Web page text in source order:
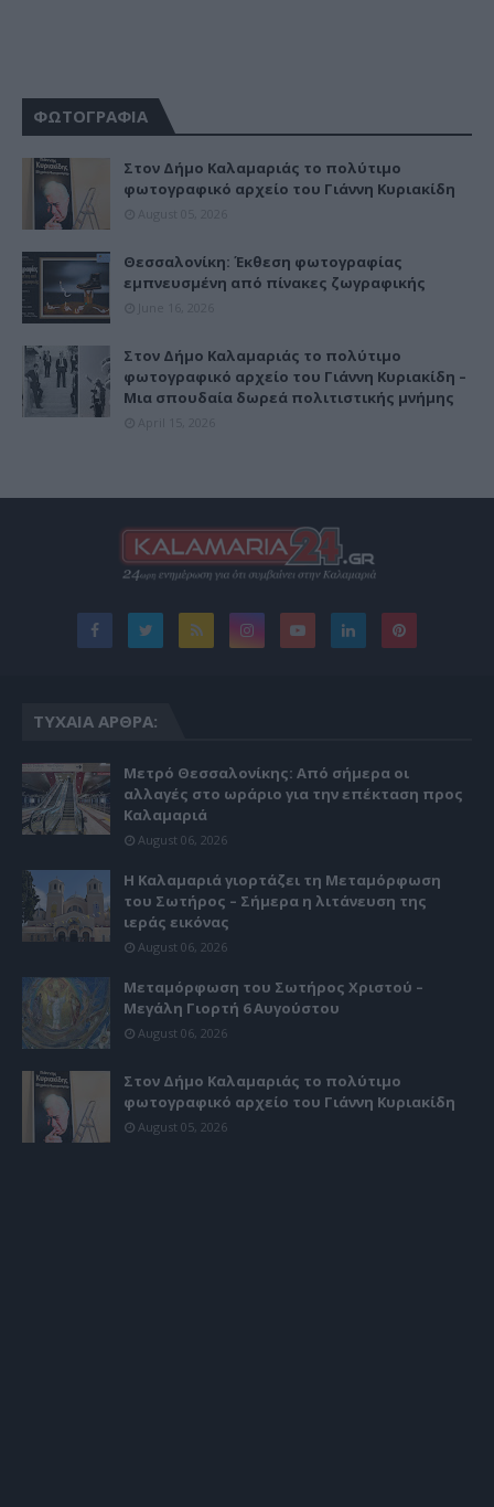
ΦΩΤΟΓΡΑΦΙΑ
Στον Δήμο Καλαμαριάς το πολύτιμο
φωτογραφικό αρχείο του Γιάννη Κυριακίδη
Θεσσαλονίκη: Έκθεση φωτογραφίας
εμπνευσμένη από πίνακες ζωγραφικής
Στον Δήμο Καλαμαριάς το πολύτιμο
φωτογραφικό αρχείο του Γιάννη Κυριακίδη –
Μια σπουδαία δωρεά πολιτιστικής μνήμης
ΤΥΧΑΊΑ ΆΡΘΡΑ:
Μετρό Θεσσαλονίκης: Από σήμερα οι
αλλαγές στο ωράριο για την επέκταση προς
Καλαμαριά
August 06, 2026
Η Καλαμαριά γιορτάζει τη Μεταμόρφωση
του Σωτήρος – Σήμερα η λιτάνευση της
ιεράς εικόνας
August 06, 2026
Μεταμόρφωση του Σωτήρος Χριστού –
Μεγάλη Γιορτή 6 Αυγούστου
August 06, 2026
Στον Δήμο Καλαμαριάς το πολύτιμο
φωτογραφικό αρχείο του Γιάννη Κυριακίδη
August 05, 2026